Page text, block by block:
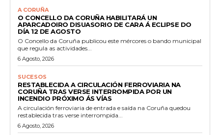
A CORUÑA
O CONCELLO DA CORUÑA HABILITARÁ UN
APARCADOIRO DISUASORIO DE CARA Á ECLIPSE DO
DÍA 12 DE AGOSTO
O Concello da Coruña publicou este mércores o bando municipal
que regula as actividades...
6 Agosto, 2026
SUCESOS
RESTABLECIDA A CIRCULACIÓN FERROVIARIA NA
CORUÑA TRAS VERSE INTERROMPIDA POR UN
INCENDIO PRÓXIMO ÁS VÍAS
A circulación ferroviaria de entrada e saída na Coruña quedou
restablecida tras verse interrompida...
6 Agosto, 2026